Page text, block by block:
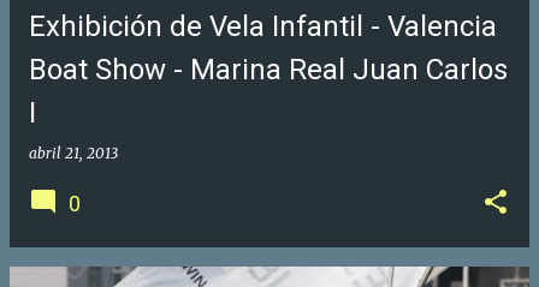
Exhibición de Vela Infantil - Valencia
Boat Show - Marina Real Juan Carlos
I
abril 21, 2013
0